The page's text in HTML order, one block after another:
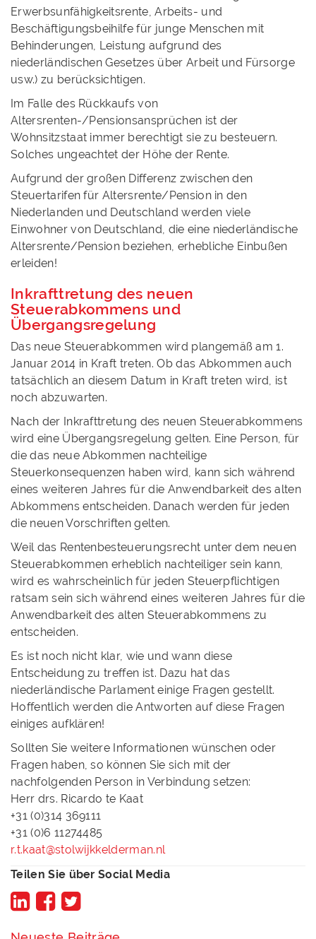
Erwerbsunfähigkeitsrente, Arbeits- und
Beschäftigungsbeihilfe für junge Menschen mit
Behinderungen, Leistung aufgrund des
niederländischen Gesetzes über Arbeit und Fürsorge
usw.) zu berücksichtigen.
Im Falle des Rückkaufs von
Altersrenten-/Pensionsansprüchen ist der
Wohnsitzstaat immer berechtigt sie zu besteuern.
Solches ungeachtet der Höhe der Rente.
Aufgrund der großen Differenz zwischen den
Steuertarifen für Altersrente/Pension in den
Niederlanden und Deutschland werden viele
Einwohner von Deutschland, die eine niederländische
Altersrente/Pension beziehen, erhebliche Einbußen
erleiden!
Inkrafttretung des neuen
Steuerabkommens und
Übergangsregelung
Das neue Steuerabkommen wird plangemäß am 1.
Januar 2014 in Kraft treten. Ob das Abkommen auch
tatsächlich an diesem Datum in Kraft treten wird, ist
noch abzuwarten.
Nach der Inkrafttretung des neuen Steuerabkommens
wird eine Übergangsregelung gelten. Eine Person, für
die das neue Abkommen nachteilige
Steuerkonsequenzen haben wird, kann sich während
eines weiteren Jahres für die Anwendbarkeit des alten
Abkommens entscheiden. Danach werden für jeden
die neuen Vorschriften gelten.
Weil das Rentenbesteuerungsrecht unter dem neuen
Steuerabkommen erheblich nachteiliger sein kann,
wird es wahrscheinlich für jeden Steuerpflichtigen
ratsam sein sich während eines weiteren Jahres für die
Anwendbarkeit des alten Steuerabkommens zu
entscheiden.
Es ist noch nicht klar, wie und wann diese
Entscheidung zu treffen ist. Dazu hat das
niederländische Parlament einige Fragen gestellt.
Hoffentlich werden die Antworten auf diese Fragen
einiges aufklären!
Sollten Sie weitere Informationen wünschen oder
Fragen haben, so können Sie sich mit der
nachfolgenden Person in Verbindung setzen:
Herr drs. Ricardo te Kaat
+31 (0)314 369111
+31 (0)6 11274485
r.t.kaat@stolwijkkelderman.nl
Teilen Sie über Social Media